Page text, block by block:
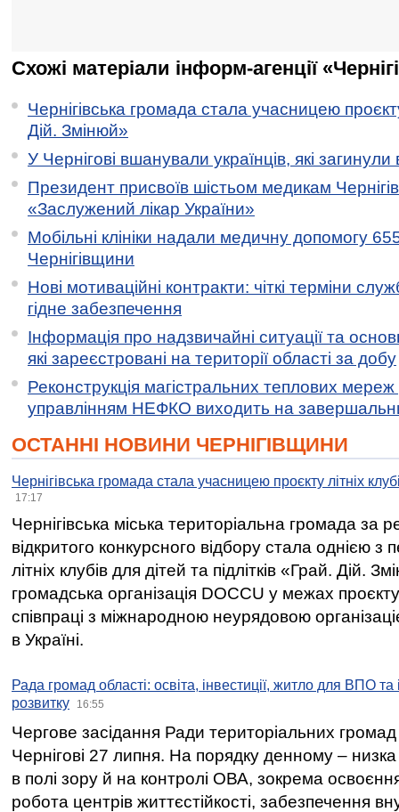
Схожі матеріали інформ-агенції
Чернігівська громада стала учасницею
Дій. Змінюй»
У Чернігові вшанували українців, які загинули
Президент присвоїв шістьом медикам
«Заслужений лікар України»
Мобільні клініки надали медичну допомогу
Чернігівщини
Нові мотиваційні контракти: чіткі терміни
гідне забезпечення
Інформація про надзвичайні ситуації та
які зареєстровані на території області за добу
Реконструкція магістральних теплових мереж
управлінням НЕФКО виходить на
ОСТАННІ НОВИНИ ЧЕРНІГІВЩИНИ
Чернігівська громада стала учасницею проєкту літніх
17:17
Чернігівська міська територіальна громада за
відкритого конкурсного відбору стала однією
літніх клубів для дітей та підлітків «Грай. Дій.
громадська організація DOCCU у межах
співпраці з міжнародною неурядовою
в Україні.
Рада громад області: освіта, інвестиції, житло для ВПО
розвитку
16:55
Чергове засідання Ради територіальних громад
Чернігові 27 липня. На порядку денному –
в полі зору й на контролі ОВА, зокрема освоєння
робота центрів життєстійкості, забезпечення